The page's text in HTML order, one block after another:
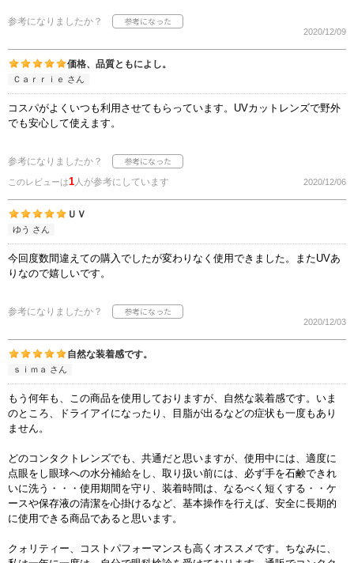
参考になりましたか？
2020/12/09
価格、品質ともによし。
Ｃａｒｒｉｅ さん
コスパがよくいつも利用させてもらっています。UVカットレンズで野外
でも安心して使えます。
参考になりましたか？
このレビューは1人が参考にしています 2020/12/06
ＵＶ
ゆう さん
今回度数間違えての購入でしたが変わりなく使用できました。またUVあ
りなので嬉しいです。
参考になりましたか？
2020/12/03
自然な装着感です。
ｓｉｍａ さん
もう何年も、この商品を使用しておりますが、自然な装着感です。いま
のところ、ドライアイになったり、目脂が出るなどの症状も一度もあり
ません。
どのコンタクトレンズでも、共通だと思いますが、使用中には、適度に
点眼をし眼球への水分補給をし、取り扱い前には、必ず手を石鹸できれ
いに洗う・・・使用期間を守り、装着時間は、なるべく短くする・・ケ
ースや保存液の清潔を心掛けるなど、基本操作を行えば、安全に長期的
に使用できる商品であると思います。
クォリティー、コストパフォーマンスも高くオススメです。ちなみに、